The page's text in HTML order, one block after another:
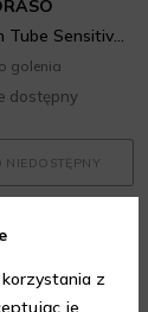
Shaving Cream Tube Sensitive Green Tea
golenia
dostępny
z
je